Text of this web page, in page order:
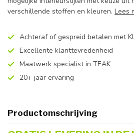
verschillende stoffen en kleuren. Lees
Achteraf of gespreid betalen met
Excellente klanttevredenheid
Maatwerk specialist in TEAK
20+ jaar ervaring
Productomschrijving